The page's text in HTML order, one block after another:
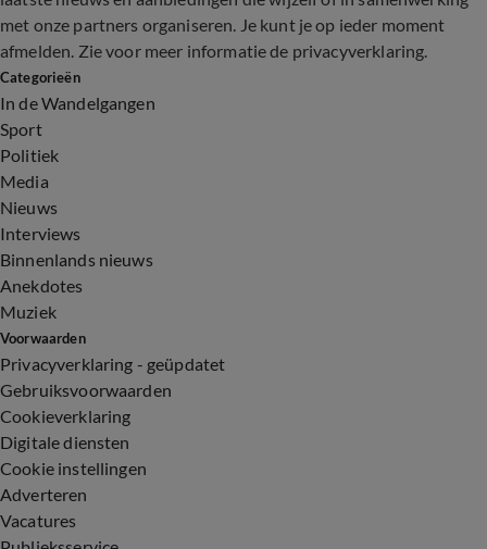
met onze partners organiseren. Je kunt je op ieder moment
afmelden. Zie voor meer informatie de privacyverklaring.
Categorieën
In de Wandelgangen
Sport
Politiek
Media
Nieuws
Interviews
Binnenlands nieuws
Anekdotes
Muziek
Voorwaarden
Privacyverklaring - geüpdatet
Gebruiksvoorwaarden
Cookieverklaring
Digitale diensten
Cookie instellingen
Adverteren
Vacatures